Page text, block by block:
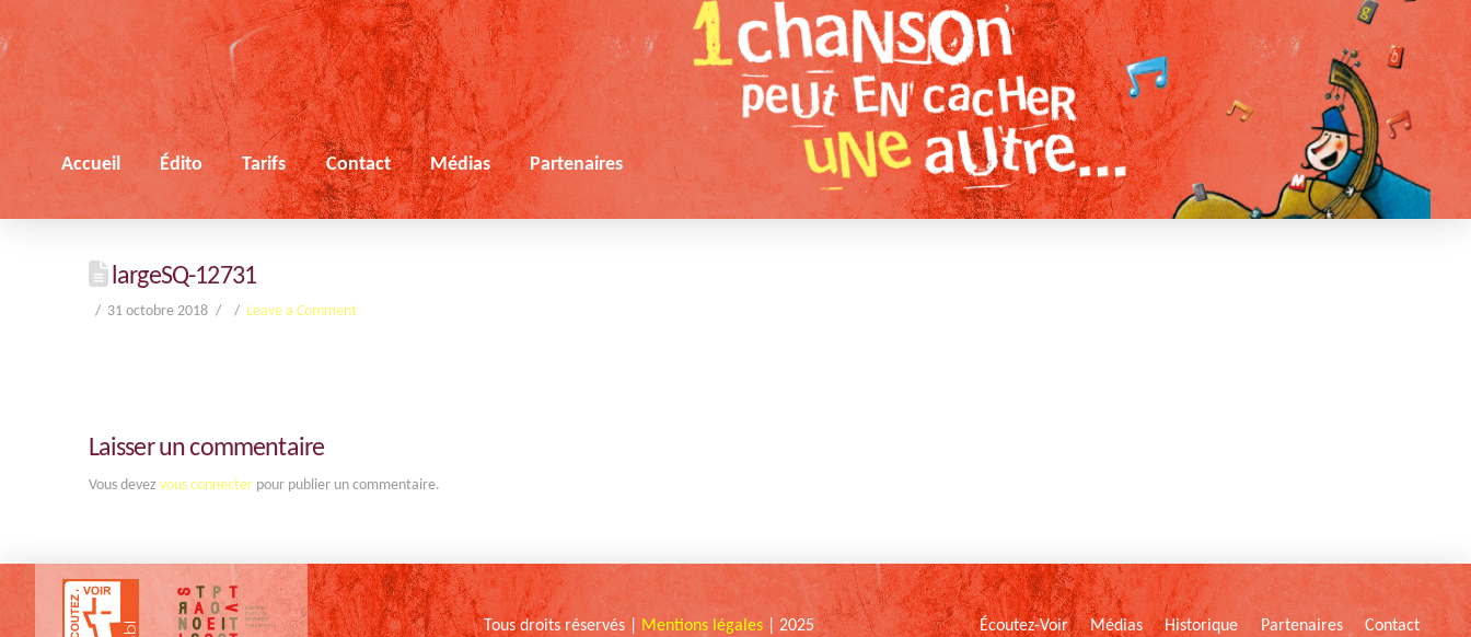
Accueil Édito Tarifs Contact Médias Partenaires
largeSQ-12731
31 octobre 2018 Leave a Comment
Laisser un commentaire
Vous devez vous connecterpour publier un commentaire.
Tous droits réservés | Mentions légales | 2025 Écoutez-Voir Médias Historique Partenaires Contact